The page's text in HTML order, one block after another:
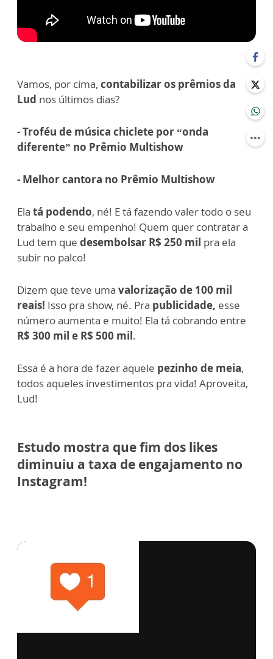
Vamos, por cima, contabilizar os prêmios da
Lud nos últimos dias?
- Troféu de música chiclete por “onda
diferente” no Prêmio Multishow
- Melhor cantora no Prêmio Multishow
Ela tá podendo, né! E tá fazendo valer todo o seu
trabalho e seu empenho! Quem quer contratar a
Lud tem que desembolsar R$ 250 mil pra ela
subir no palco!
Dizem que teve uma valorização de 100 mil
reais! Isso pra show, né. Pra publicidade, esse
número aumenta e muito! Ela tá cobrando entre
R$ 300 mil e R$ 500 mil.
Essa é a hora de fazer aquele pezinho de meia,
todos aqueles investimentos pra vida! Aproveita,
Lud!
Estudo mostra que fim dos likes
diminuiu a taxa de engajamento no
Instagram!